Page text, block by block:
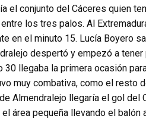
el conjunto del Cáceres quien
los tres palos. Al
en el minuto 15. Lucía Boyero
despertó y empezó a
llegaba la primera ocasión
muy combativa, como el resto
Almendralejo llegaría el gol del
área pequeña llevando el balón